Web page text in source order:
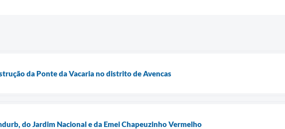
da Ponte da Vacaria no distrito de Avencas
do Jardim Nacional e da Emei Chapeuzinho Vermelho